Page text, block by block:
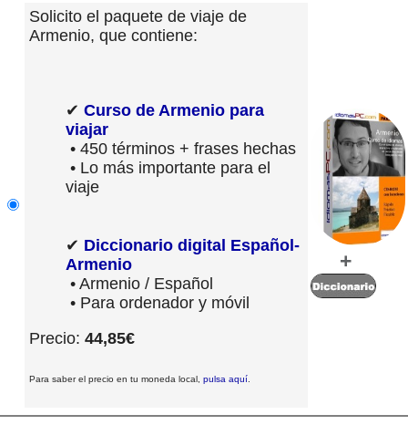
Solicito el paquete de viaje de
Armenio, que contiene:
✔ Curso de Armenio para
viajar
• 450 términos + frases hechas
• Lo más importante para el
viaje
✔ Diccionario digital Español-
Armenio
• Armenio / Español
• Para ordenador y móvil
Precio: 44,85€
Para saber el precio en tu moneda local, pulsa aquí
+